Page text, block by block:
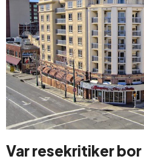
Var resekritikerbor